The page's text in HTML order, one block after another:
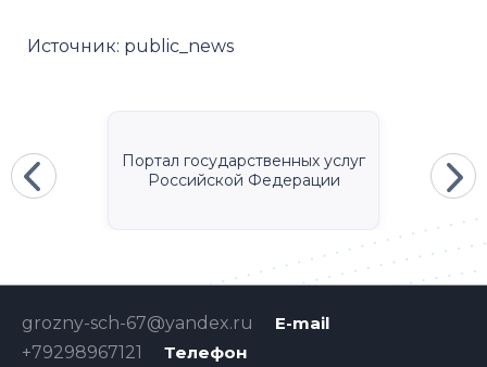
Источник: public_news
Портал государственных услуг
Российской Федерации
E-mail
grozny-sch-67@yandex.ru
Телефон
+79298967121